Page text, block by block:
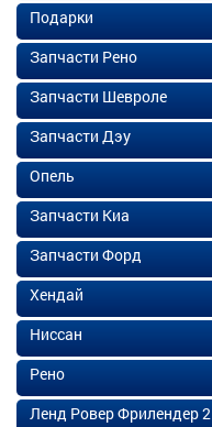
Подарки
Запчасти Рено
Запчасти Шевроле
Запчасти Дэу
Опель
Запчасти Киа
Запчасти Форд
Хендай
Ниссан
Рено
Ленд Ровер Фрилендер 2